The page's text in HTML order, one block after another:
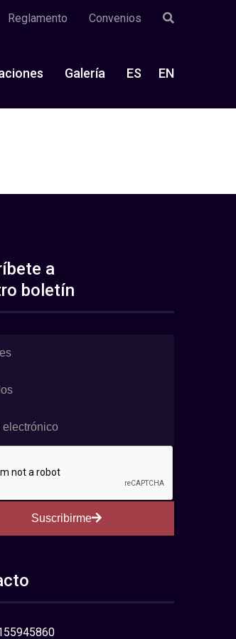
Reglamento Convenios
Galería ES EN
a
boletín
Suscribirme